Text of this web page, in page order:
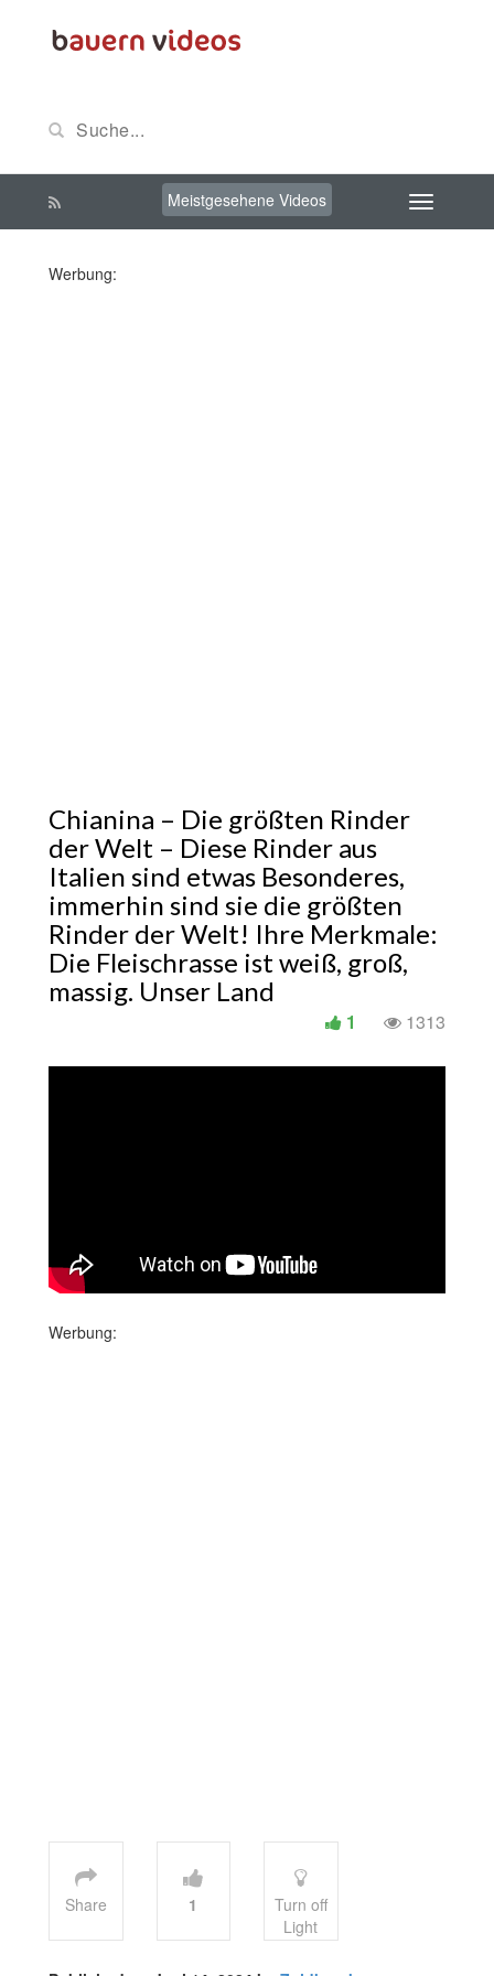
Meistgesehene Videos
Werbung:
Chianina – Die größten Rinder
der Welt – Diese Rinder aus
Italien sind etwas Besonderes,
immerhin sind sie die größten
Rinder der Welt! Ihre Merkmale:
Die Fleischrasse ist weiß, groß,
massig. Unser Land
1313
1
Werbung:
Share 1
Turn off
Light